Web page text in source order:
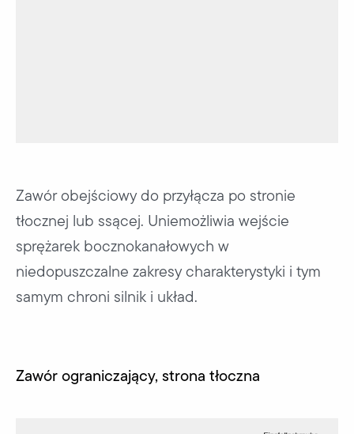
Zawór obejściowy do przyłącza po stronie
tłocznej lub ssącej. Uniemożliwia wejście
sprężarek bocznokanałowych w
niedopuszczalne zakresy charakterystyki i tym
samym chroni silnik i układ.
Zawór ograniczający, strona tłoczna